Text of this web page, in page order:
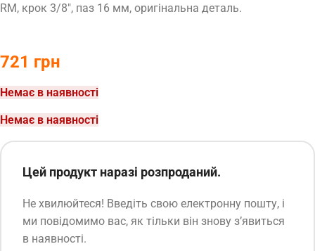
RM, крок 3/8″, паз 16 мм, оригінальна деталь.
721 грн
Немає в наявності
Немає в наявності
Цей продукт наразі розпроданий.
Не хвилюйтеся! Введіть свою електронну пошту, і
ми повідомимо вас, як тільки він знову з’явиться
в наявності.